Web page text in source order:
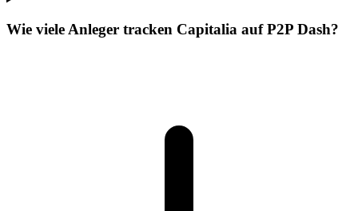
Wie viele Anleger tracken Capitalia auf P2P Dash?